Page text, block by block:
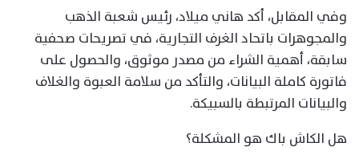
وفي المقابل، أكد هاني ميلاد، رئيس شعبة الذهب
والمجوهرات باتحاد الغرف التجارية، في تصريحات صحفية
سابقة، أهمية الشراء من مصدر موثوق، والحصول على
فاتورة كاملة البيانات، والتأكد من سلامة العبوة والغلاف
والبيانات المرتبطة بالسبيكة.
هل الكاش باك هو المشكلة؟